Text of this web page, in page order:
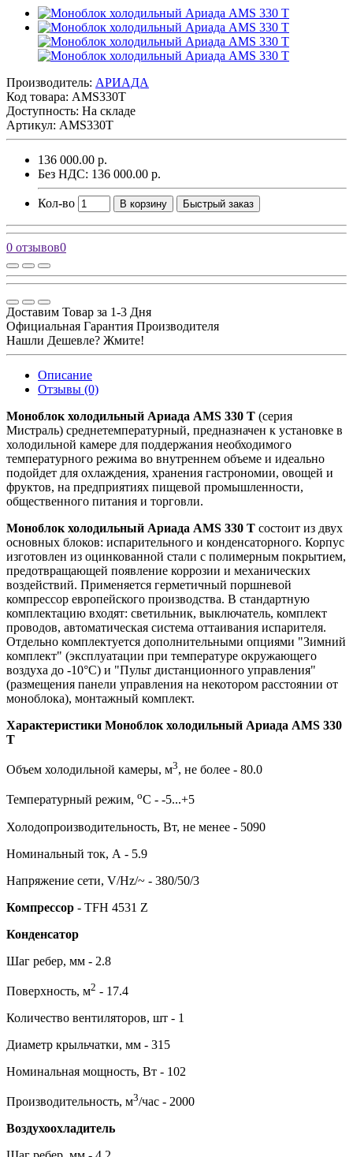
Производитель: АРИАДА
Код товара: AMS330T
Доступность: На складе
Артикул: AMS330T
136 000.00 р.
Без НДС: 136 000.00 р.
Кол-во В корзину Быстрый заказ
0 отзывов0
Доставим Товар за 1-3 Дня
Официальная Гарантия Производителя
Нашли Дешевле? Жмите!
Описание
Отзывы (0)
Моноблок холодильный Ариада AMS 330 T (серия
Мистраль) среднетемпературный, предназначен к установке в
холодильной камере для поддержания необходимого
температурного режима во внутреннем объеме и идеально
подойдет для охлаждения, хранения гастрономии, овощей и
фруктов, на предприятиях пищевой промышленности,
общественного питания и торговли.
Моноблок холодильный Ариада AMS 330 T состоит из двух
основных блоков: испарительного и конденсаторного. Корпус
изготовлен из оцинкованной стали с полимерным покрытием,
предотвращающей появление коррозии и механических
воздействий. Применяется герметичный поршневой
компрессор европейского производства. В стандартную
комплектацию входят: светильник, выключатель, комплект
проводов, автоматическая система оттаивания испарителя.
Отдельно комплектуется дополнительными опциями "Зимний
комплект" (эксплуатации при температуре окружающего
воздуха до -10°С) и "Пульт дистанционного управления"
(размещения панели управления на некотором расстоянии от
моноблока), монтажный комплект.
Характеристики Моноблок холодильный Ариада AMS 330
T
Объем холодильной камеры, м3, не более - 80.0
Температурный режим, оС - -5...+5
Холодопроизводительность, Вт, не менее - 5090
Номинальный ток, А - 5.9
Напряжение сети, V/Hz/~ - 380/50/3
Компрессор - TFH 4531 Z
Конденсатор
Шаг ребер, мм - 2.8
Поверхность, м2 - 17.4
Количество вентиляторов, шт - 1
Диаметр крыльчатки, мм - 315
Номинальная мощность, Вт - 102
Производительность, м3/час - 2000
Воздухоохладитель